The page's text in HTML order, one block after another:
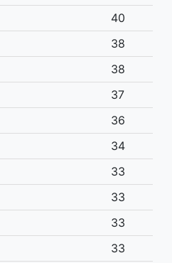
40
38
38
37
36
34
33
33
33
33